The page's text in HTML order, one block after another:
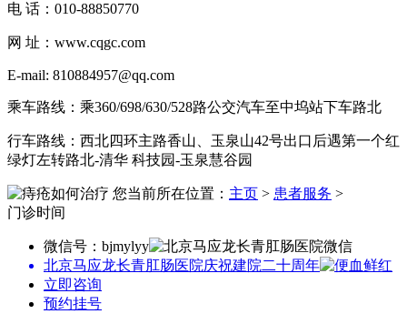
电 话：010-88850770
网 址：www.cqgc.com
E-mail: 810884957@qq.com
乘车路线：乘360/698/630/528路公交汽车至中坞站下车路北
行车路线：西北四环主路香山、玉泉山42号出口后遇第一个红
绿灯左转路北-清华 科技园-玉泉慧谷园
您当前所在位置： 主页 > 患者服务 >
门诊时间
微信号：bjmylyy
北京马应龙长青肛肠医院庆祝建院二十周年
立即咨询
预约挂号